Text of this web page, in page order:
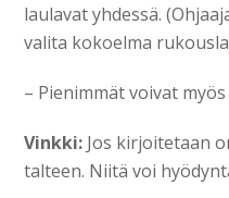
laulavat yhdessä.
valita kokoelma
– Pienimmät voivat
Vinkki: Jos kirjoitetaan
talteen. Niitä voi